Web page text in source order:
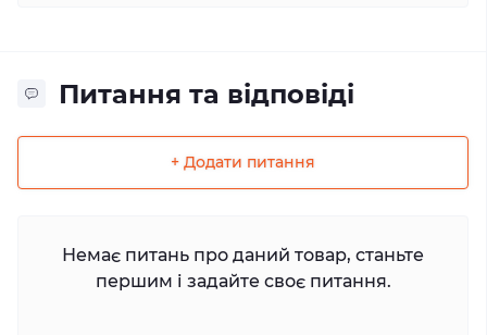
Питання та відповіді
+ Додати питання
Немає питань про даний товар, станьте
першим і задайте своє питання.